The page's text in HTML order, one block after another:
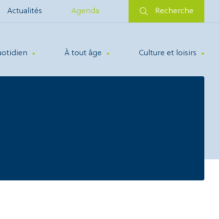
Actualités Agenda Recherche
À tout âge Culture et loisirs